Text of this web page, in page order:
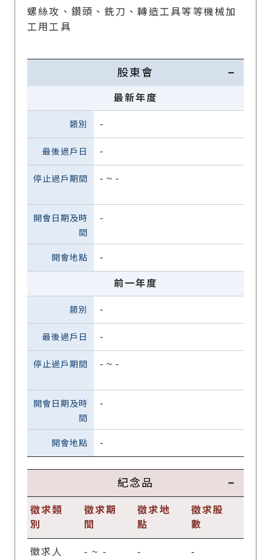
螺絲攻、鑽頭、銑刀、轉造工具等等機械加
工用工具
股東會
最新年度
-
-
- ~ -
-
-
前一年度
-
-
- ~ -
-
-
紀念品
徵求類
別
徵求期
間
徵求地
點
徵求股
數
徵求人 - ~ - - -